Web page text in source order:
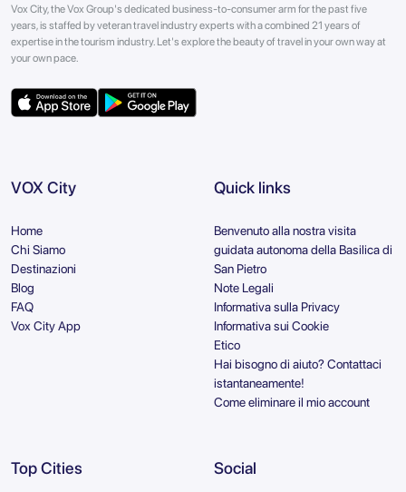
Vox City, the Vox Group's dedicated business-to-consumer arm for the past five
years, is staffed by veteran travel industry experts with a combined 21 years of
expertise in the tourism industry. Let's explore the beauty of travel in your own way at
your own pace.
VOX City
Home
Chi Siamo
Destinazioni
Blog
FAQ
Vox City App
Quick links
Benvenuto alla nostra visita
guidata autonoma della Basilica di
San Pietro
Note Legali
Informativa sulla Privacy
Informativa sui Cookie
Etico
Hai bisogno di aiuto? Contattaci
istantaneamente!
Come eliminare il mio account
Top Cities Social